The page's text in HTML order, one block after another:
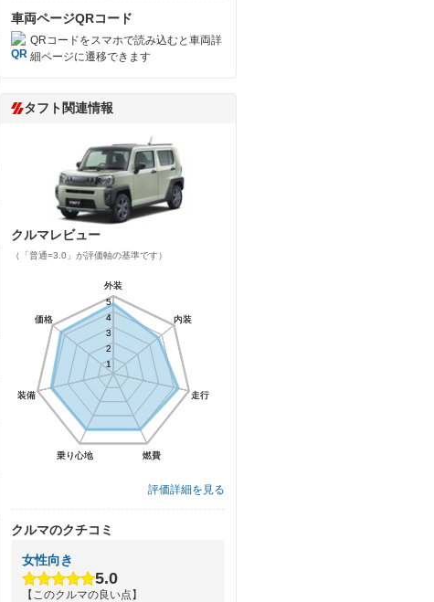
車両ページQRコード
QRコードをスマホで読み込むと車両詳
細ページに遷移できます
タフト関連情報
クルマレビュー
（「普通=3.0」が評価軸の基準です）
外装
内装
走行
燃費
乗り心地
装備
価格
1
2
3
4
5
外装
内装
走行
燃費
乗り心地
装備
価格
1
2
3
4
5
評価詳細を見る
クルマのクチコミ
女性向き
5.0
【このクルマの良い点】